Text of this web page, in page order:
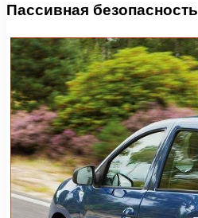
Пассивная безопасность